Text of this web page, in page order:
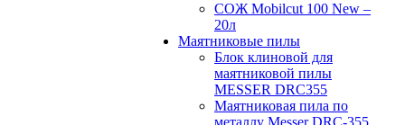
СОЖ Mobilcut 100 New –
20л
Маятниковые пилы
Блок клиновой для
маятниковой пилы
MESSER DRC355
Маятниковая пила по
металлу Messer DRC-355